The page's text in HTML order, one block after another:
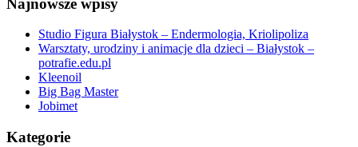
Studio Figura Białystok – Endermologia, Kriolipoliza
Warsztaty, urodziny i animacje dla dzieci – Białystok –
potrafie.edu.pl
Kleenoil
Big Bag Master
Jobimet
Kategorie